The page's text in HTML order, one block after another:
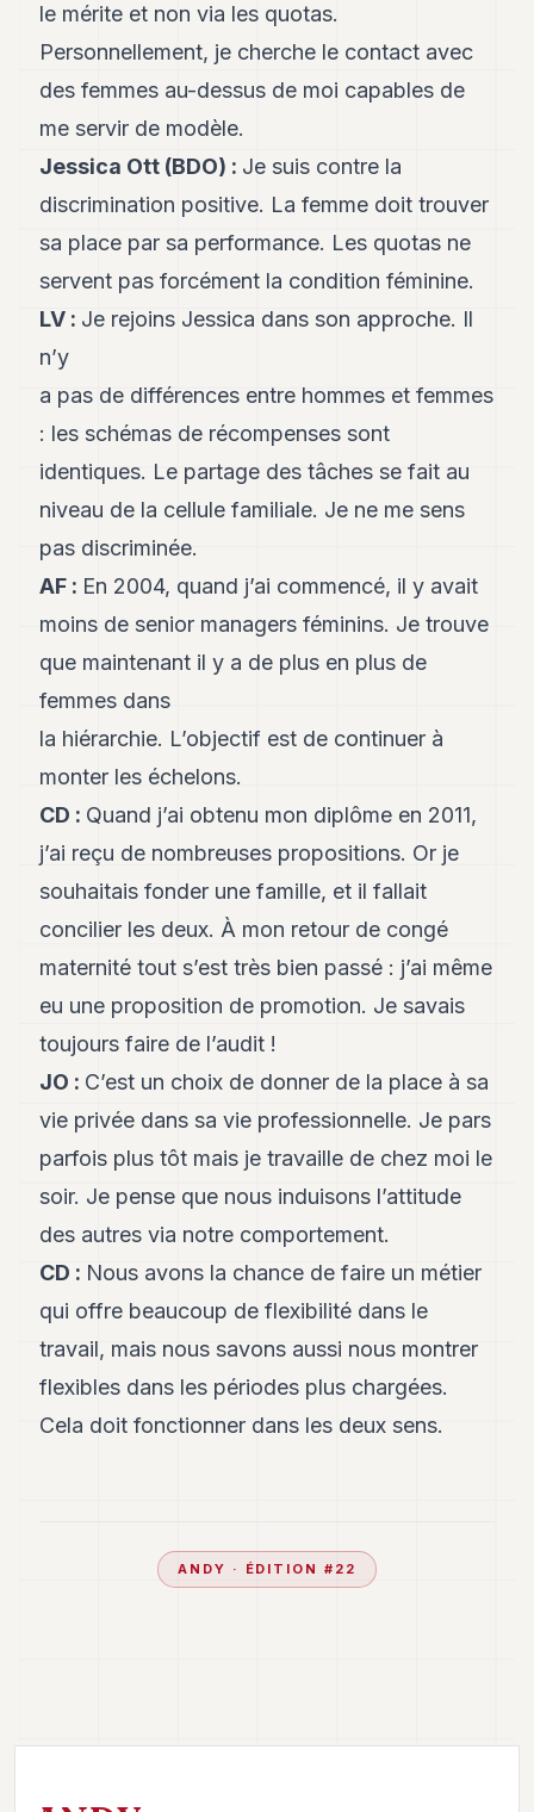
le mérite et non via les quotas.
Personnellement, je cherche le contact avec
des femmes au-dessus de moi capables de
me servir de modèle.
Jessica Ott (BDO) : Je suis contre la
discrimination positive. La femme doit trouver
sa place par sa performance. Les quotas ne
servent pas forcément la condition féminine.
LV : Je rejoins Jessica dans son approche. Il
n’y
a pas de différences entre hommes et femmes
: les schémas de récompenses sont
identiques. Le partage des tâches se fait au
niveau de la cellule familiale. Je ne me sens
pas discriminée.
AF : En 2004, quand j’ai commencé, il y avait
moins de senior managers féminins. Je trouve
que maintenant il y a de plus en plus de
femmes dans
la hiérarchie. L’objectif est de continuer à
monter les échelons.
CD : Quand j’ai obtenu mon diplôme en 2011,
j’ai reçu de nombreuses propositions. Or je
souhaitais fonder une famille, et il fallait
concilier les deux. À mon retour de congé
maternité tout s’est très bien passé : j’ai même
eu une proposition de promotion. Je savais
toujours faire de l’audit !
JO : C’est un choix de donner de la place à sa
vie privée dans sa vie professionnelle. Je pars
parfois plus tôt mais je travaille de chez moi le
soir. Je pense que nous induisons l’attitude
des autres via notre comportement.
CD : Nous avons la chance de faire un métier
qui offre beaucoup de flexibilité dans le
travail, mais nous savons aussi nous montrer
flexibles dans les périodes plus chargées.
Cela doit fonctionner dans les deux sens.
ANDY · ÉDITION # 22